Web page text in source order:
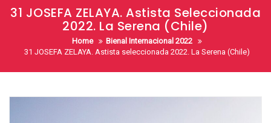
31 JOSEFA ZELAYA. Astista Seleccionada
2022. La Serena (Chile)
Home
Bienal Internacional 2022
31 JOSEFA ZELAYA. Astista seleccionada 2022. La Serena (Chile)